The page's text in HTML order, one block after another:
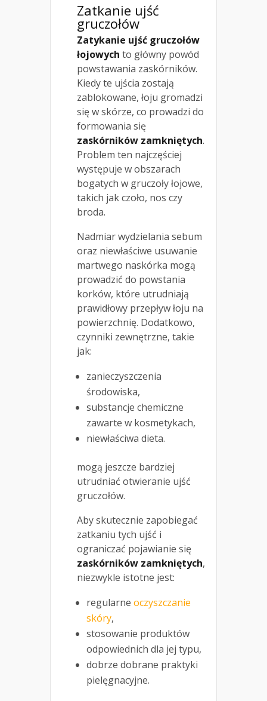
Zatkanie ujść
gruczołów
Zatykanie ujść gruczołów
łojowych to główny powód
powstawania zaskórników.
Kiedy te ujścia zostają
zablokowane, łoju gromadzi
się w skórze, co prowadzi do
formowania się
zaskórników zamkniętych.
Problem ten najczęściej
występuje w obszarach
bogatych w gruczoły łojowe,
takich jak czoło, nos czy
broda.
Nadmiar wydzielania sebum
oraz niewłaściwe usuwanie
martwego naskórka mogą
prowadzić do powstania
korków, które utrudniają
prawidłowy przepływ łoju na
powierzchnię. Dodatkowo,
czynniki zewnętrzne, takie
jak:
zanieczyszczenia
środowiska,
substancje chemiczne
zawarte w kosmetykach,
niewłaściwa dieta.
mogą jeszcze bardziej
utrudniać otwieranie ujść
gruczołów.
Aby skutecznie zapobiegać
zatkaniu tych ujść i
ograniczać pojawianie się
zaskórników zamkniętych,
niezwykle istotne jest:
regularne oczyszczanie
skóry,
stosowanie produktów
odpowiednich dla jej typu,
dobrze dobrane praktyki
pielęgnacyjne.